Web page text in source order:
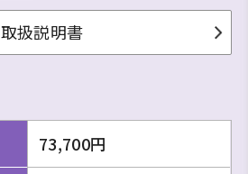
取扱説明書
73,700円